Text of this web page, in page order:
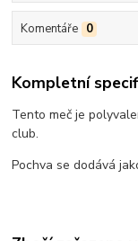
Komentáře 0
Kompletní
Tento meč je
club.
Pochva se dodává